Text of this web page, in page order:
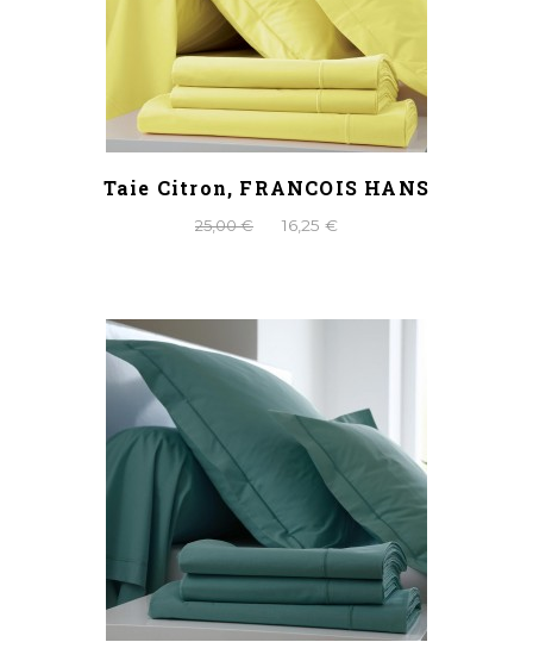
Taie Citron, FRANCOIS HANS
25,00 € 16,25 €